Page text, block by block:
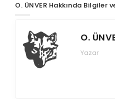
DERGI
KITAP
ÜRÜN
O. ÜNVER Hakkında Bilgiler
O.
Yazar